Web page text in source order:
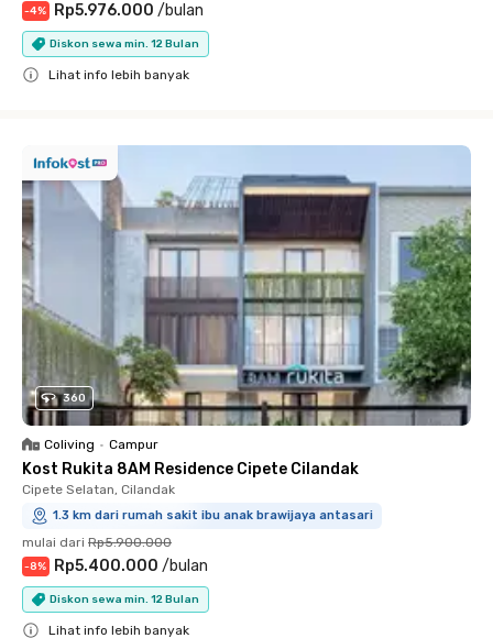
-4% Rp5.976.000 /bulan
Diskon sewa min. 12 Bulan
Lihat info lebih banyak
360
Coliving • Campur
Kost Rukita 8AM Residence Cipete Cilandak
Cipete Selatan, Cilandak
1.3 km dari rumah sakit ibu anak brawijaya antasari
mulai dari Rp5.900.000
-8% Rp5.400.000 /bulan
Diskon sewa min. 12 Bulan
Lihat info lebih banyak